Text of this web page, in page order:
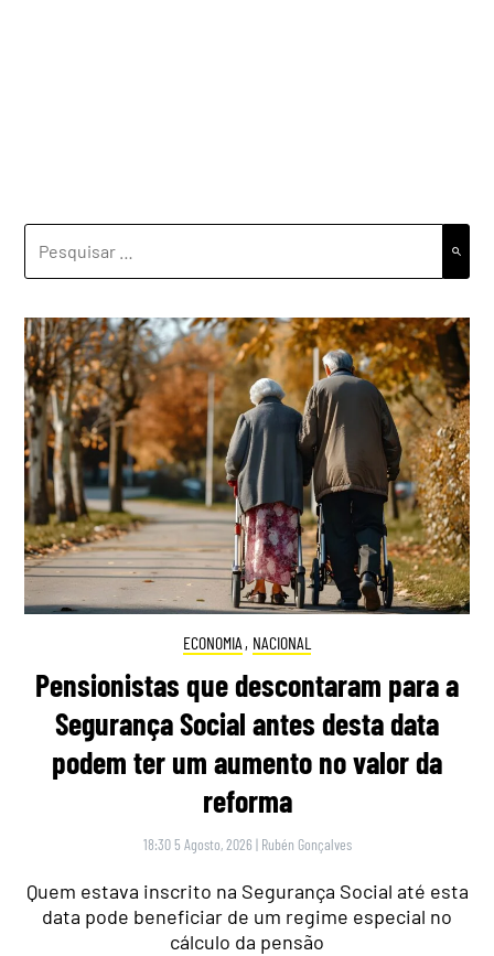
POR:
ECONOMIA , NACIONAL
Pensionistas que descontaram para a
Segurança Social antes desta data
podem ter um aumento no valor da
reforma
18:30 5 Agosto, 2026 | Rubén Gonçalves
Quem estava inscrito na Segurança Social até esta
data pode beneficiar de um regime especial no
cálculo da pensão